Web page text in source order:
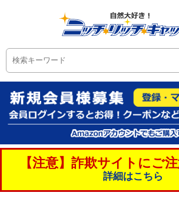
【注意】詐欺サイトにご
詳細はこちら